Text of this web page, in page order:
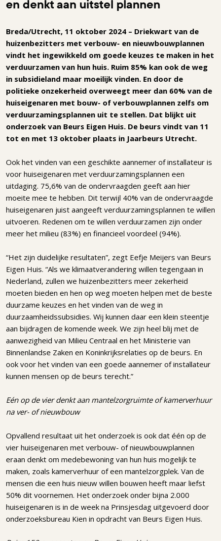
en denkt aan uitstel plannen
Breda/Utrecht, 11 oktober 2024 – Driekwart van de
huizenbezitters met verbouw- en nieuwbouwplannen
vindt het ingewikkeld om goede keuzes te maken in het
verduurzamen van hun huis. Ruim 85% kan ook de weg
in subsidieland maar moeilijk vinden. En door de
politieke onzekerheid overweegt meer dan 60% van de
huiseigenaren met bouw- of verbouwplannen zelfs om
verduurzamingsplannen uit te stellen. Dat blijkt uit
onderzoek van Beurs Eigen Huis. De beurs vindt van 11
tot en met 13 oktober plaats in Jaarbeurs Utrecht.
Ook het vinden van een geschikte aannemer of installateur is
voor huiseigenaren met verduurzamingsplannen een
uitdaging. 75,6% van de ondervraagden geeft aan hier
moeite mee te hebben. Dit terwijl 40% van de ondervraagde
huiseigenaren juist aangeeft verduurzamingsplannen te willen
uitvoeren. Redenen om te willen verduurzamen zijn onder
meer het milieu (83%) en financieel voordeel (94%).
“Het zijn duidelijke resultaten”, zegt Eefje Meijers van Beurs
Eigen Huis. “Als we klimaatverandering willen tegengaan in
Nederland, zullen we huizenbezitters meer zekerheid
moeten bieden en hen op weg moeten helpen met de beste
duurzame keuzes en het vinden van de weg in
duurzaamheidssubsidies. Wij kunnen daar een klein steentje
aan bijdragen de komende week. We zijn heel blij met de
aanwezigheid van Milieu Centraal en het Ministerie van
Binnenlandse Zaken en Koninkrijksrelaties op de beurs. En
ook voor het vinden van een goede aannemer of installateur
kunnen mensen op de beurs terecht.”
Eén op de vier denkt aan mantelzorgruimte of kamerverhuur
na ver- of nieuwbouw
Opvallend resultaat uit het onderzoek is ook dat één op de
vier huiseigenaren met verbouw- of nieuwbouwplannen
eraan denkt om medebewoning van hun huis mogelijk te
maken, zoals kamerverhuur of een mantelzorgplek. Van de
mensen die een huis nieuw willen bouwen heeft maar liefst
50% dit voornemen. Het onderzoek onder bijna 2.000
huiseigenaren is in de week na Prinsjesdag uitgevoerd door
onderzoeksbureau Kien in opdracht van Beurs Eigen Huis.